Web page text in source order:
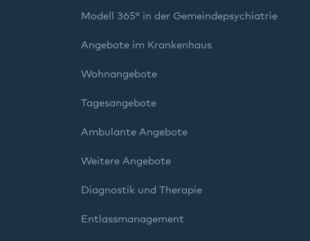
Modell 365° in der Gemeindepsychiatrie
Angebote im Krankenhaus
Wohnangebote
Tagesangebote
Ambulante Angebote
Weitere Angebote
Diagnostik und Therapie
Entlassmanagement